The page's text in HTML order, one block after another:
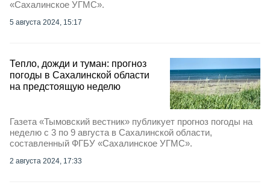
«Сахалинское УГМС».
5 августа 2024, 15:17
Тепло, дожди и туман: прогноз
погоды в Сахалинской области
на предстоящую неделю
Газета «Тымовский вестник» публикует прогноз погоды на
неделю с 3 по 9 августа в Сахалинской области,
составленный ФГБУ «Сахалинское УГМС».
2 августа 2024, 17:33